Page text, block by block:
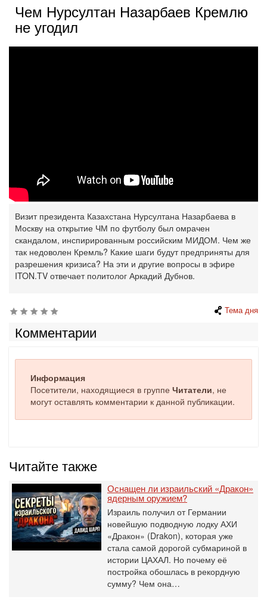
Чем Нурсултан Назарбаев Кремлю
не угодил
Визит президента Казахстана Нурсултана Назарбаева в
Москву на открытие ЧМ по футболу был омрачен
скандалом, инспирированным российским МИДОМ. Чем же
так недоволен Кремль? Какие шаги будут предприняты для
разрешения кризиса? На эти и другие вопросы в эфире
ITON.TV отвечает политолог Аркадий Дубнов.
Тема дня
Комментарии
Информация
Посетители, находящиеся в группе Читатели, не
могут оставлять комментарии к данной публикации.
Читайте также
Оснащен ли израильский «Дракон»
ядерным оружием?
Израиль получил от Германии
новейшую подводную лодку АХИ
«Дракон» (Drakon), которая уже
стала самой дорогой субмариной в
истории ЦАХАЛ. Но почему её
постройка обошлась в рекордную
сумму? Чем она…